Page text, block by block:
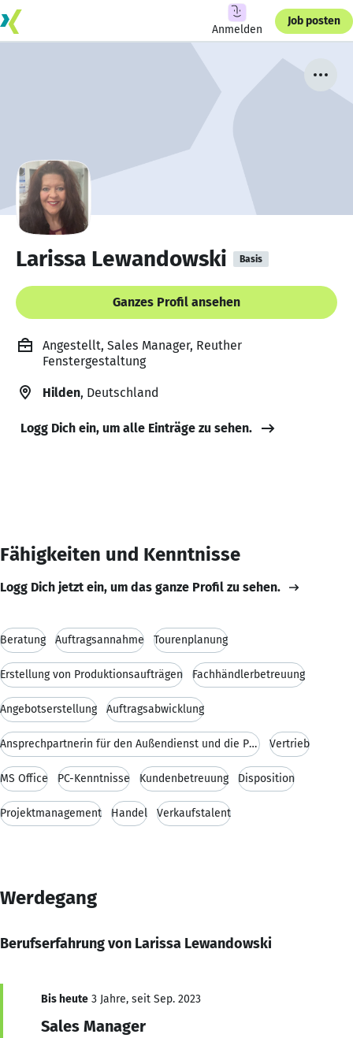
Anmelden
Job posten
Larissa Lewandowski Basis
Ganzes Profil ansehen
Angestellt, Sales Manager, Reuther
Fenstergestaltung
Hilden, Deutschland
Logg Dich ein, um alle Einträge zu sehen.
Fähigkeiten und Kenntnisse
Logg Dich jetzt ein, um das ganze Profil zu sehen.
Beratung Auftragsannahme Tourenplanung
Erstellung von Produktionsaufträgen Fachhändlerbetreuung
Angebotserstellung Auftragsabwicklung
Ansprechpartnerin für den Außendienst und die Produktion Vertrieb
MS Office PC-Kenntnisse Kundenbetreuung Disposition
Projektmanagement Handel Verkaufstalent
Werdegang
Berufserfahrung von Larissa Lewandowski
Bis heute 3 Jahre, seit Sep. 2023
Sales Manager